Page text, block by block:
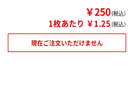
￥250（税込）
1枚あたり ￥1.25（税込）
現在ご注文いただけません